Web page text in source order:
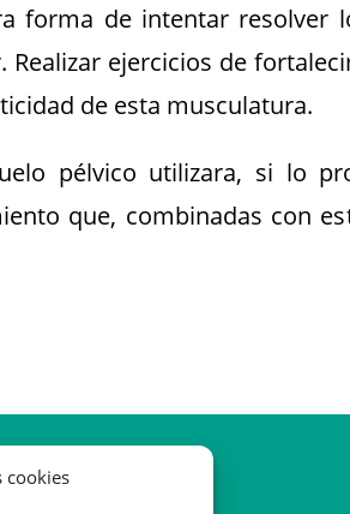
cookies
forma de intentar resolver
ejercicios de
de esta musculatura.
pélvico utilizara, si lo
que, combinadas con